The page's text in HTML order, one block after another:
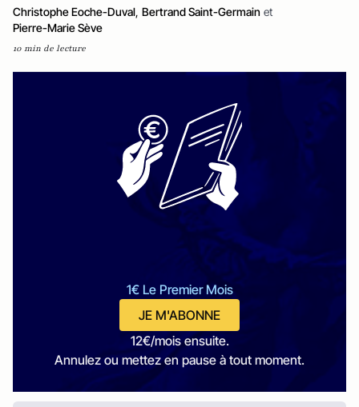
Christophe Eoche-Duval, Bertrand Saint-Germain et
Pierre-Marie Sève
10 min de lecture
1€ Le Premier Mois
JE M'ABONNE
12€/mois ensuite.
Annulez ou mettez en pause à tout moment.